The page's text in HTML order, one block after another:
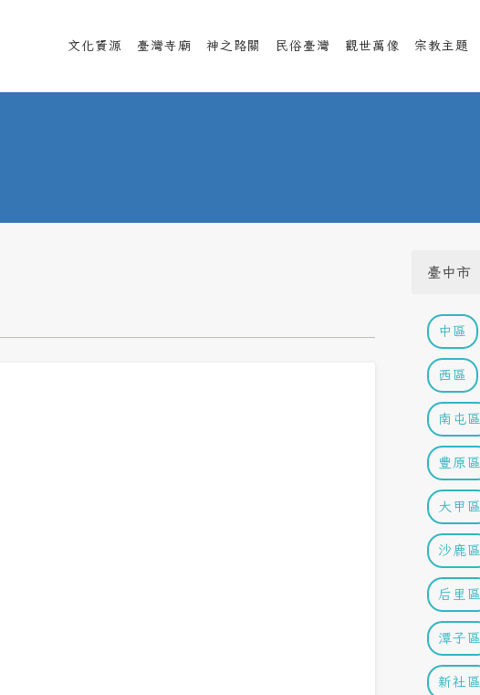
文化資源 臺灣寺廟 神之路關 民俗臺灣 觀世萬像 宗教主題
臺中市
中區
西區
南屯區
豐原區
大甲區
沙鹿區
后里區
潭子區
新社區